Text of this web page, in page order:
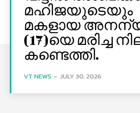
മഹിജയുടെയും
മകളായ
(17)യെ മരിച്ച
കണ്ടെത്തി.
VT NEWS - JULY 30, 2026